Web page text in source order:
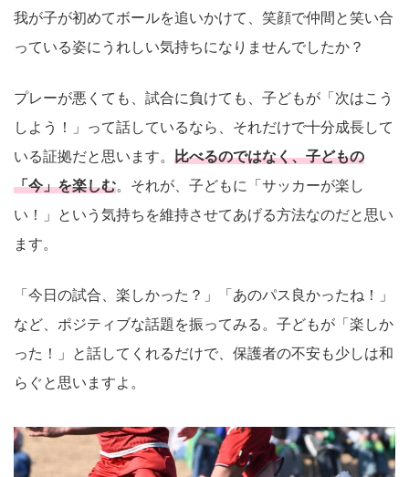
我が子が初めてボールを追いかけて、笑顔で仲間と笑い合
っている姿にうれしい気持ちになりませんでしたか？
プレーが悪くても、試合に負けても、子どもが「次はこう
しよう！」って話しているなら、それだけで十分成長して
いる証拠だと思います。 比べるのではなく、子どもの
「今」を楽しむ。それが、子どもに「サッカーが楽し
い！」という気持ちを維持させてあげる方法なのだと思い
ます。
「今日の試合、楽しかった？」「あのパス良かったね！」
など、ポジティブな話題を振ってみる。子どもが「楽しか
った！」と話してくれるだけで、保護者の不安も少しは和
らぐと思いますよ。